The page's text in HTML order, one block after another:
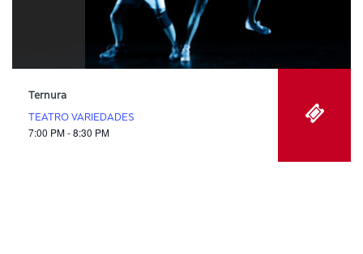
Ternura
TEATRO VARIEDADES
7:00 PM - 8:30 PM